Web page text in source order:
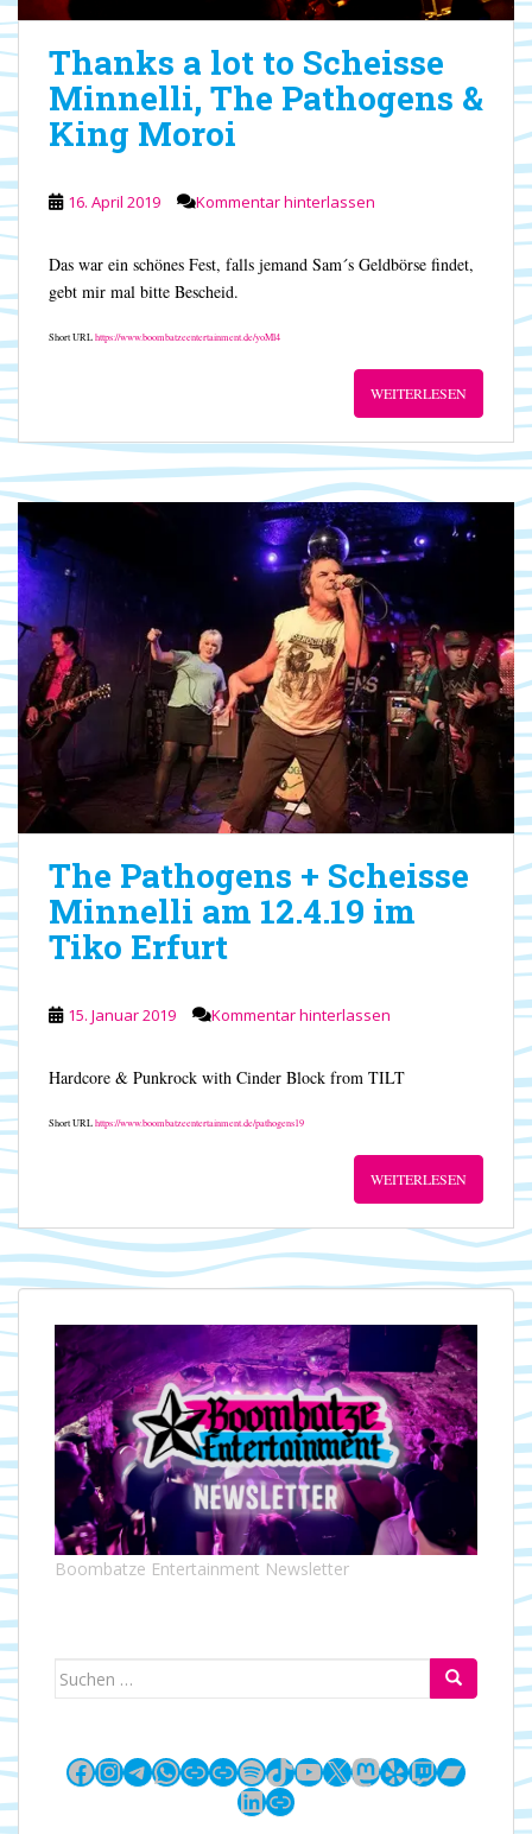
Thanks a lot to Scheisse
Minnelli, The Pathogens &
King Moroi
16. April 2019 Kommentar hinterlassen
Das war ein schönes Fest, falls jemand Sam´s Geldbörse findet,
gebt mir mal bitte Bescheid.
Short URLhttps://www.boombatzeentertainment.de/yoMl4
WEITERLESEN
The Pathogens + Scheisse
Minnelli am 12.4.19 im
Tiko Erfurt
15. Januar 2019 Kommentar hinterlassen
Hardcore & Punkrock with Cinder Block from TILT
Short URLhttps://www.boombatzeentertainment.de/pathogens19
WEITERLESEN
Boombatze Entertainment Newsletter
Suchen
Facebook
Instagram
Telegram
WhatsApp
LinkLinkSpotify
TikTok
YouTube
X Mastodon
YelpTwitch
LinkedIn
Link